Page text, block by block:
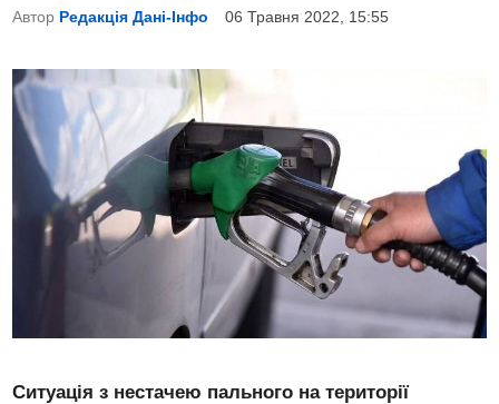
Автор Редакція Дані-Інфо 06 Травня 2022, 15:55
Ситуація з нестачею пального на території